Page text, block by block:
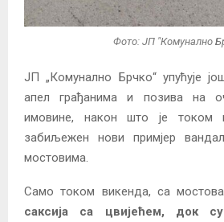
Фото: ЈП "Комунално
ЈП „Комунално Брчко“ упућује
апел грађанима и позива на
имовине, након што је током
забиљежен нови примјер
мостовима.
Само током викенда, са мостова
саксија са цвијећем, док